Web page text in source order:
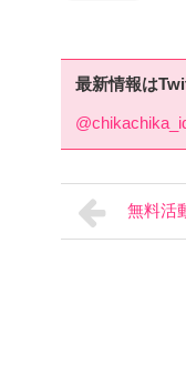
最新情報は
無料活